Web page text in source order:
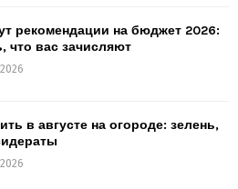
рекомендации на бюджет 2026:
что вас зачисляют
в августе на огороде: зелень,